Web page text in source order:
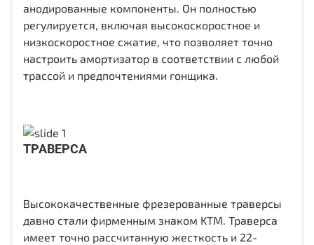
анодированные компоненты. Он полностью
регулируется, включая высокоскоростное и
низкоскоростное сжатие, что позволяет точно
настроить амортизатор в соответствии с любой
трассой и предпочтениями гонщика.
ТРАВЕРСА
Высококачественные фрезерованные траверсы
давно стали фирменным знаком KTM. Траверса
имеет точно рассчитанную жесткость и 22-